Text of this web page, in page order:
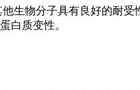
生物分子具有良好的耐
白质变性。